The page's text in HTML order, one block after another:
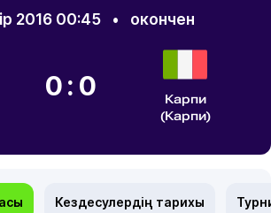
2016 00:45 • окончен
0:0
Карпи
(Карпи)
Кездесулердің тарихы